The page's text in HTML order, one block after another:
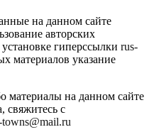
на данном сайте
авторских
гиперссылки rus-
материалов указание
материалы на данном сайте
свяжитесь с
towns@mail.ru